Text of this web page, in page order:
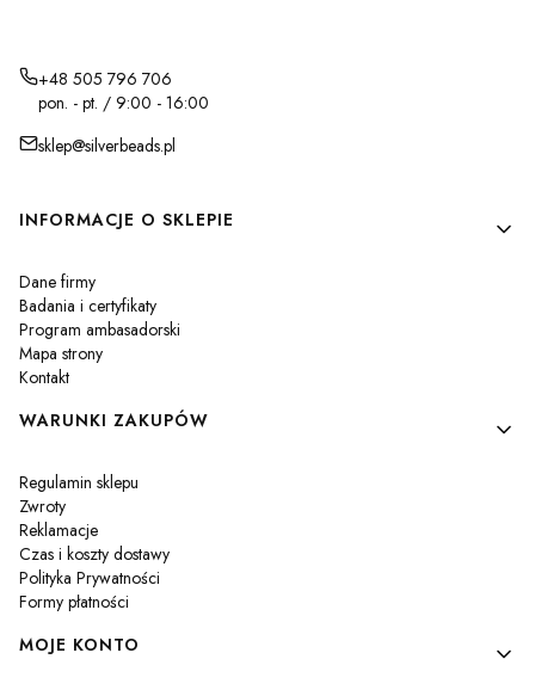
+48 505 796 706
pon. - pt. / 9:00 - 16:00
sklep@silverbeads.pl
Linki w stopce
INFORMACJE O SKLEPIE
Dane firmy
Badania i certyfikaty
Program ambasadorski
Mapa strony
Kontakt
WARUNKI ZAKUPÓW
Regulamin sklepu
Zwroty
Reklamacje
Czas i koszty dostawy
Polityka Prywatności
Formy płatności
MOJE KONTO